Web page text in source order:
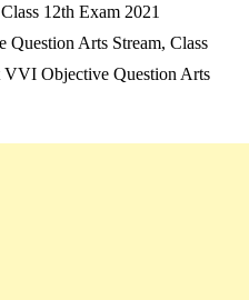
12th Exam 2021
Arts Stream, Class
VVI Objective Question Arts